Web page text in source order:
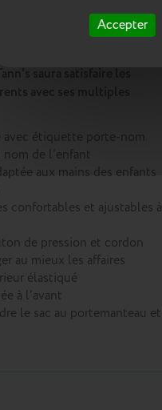
Accepter
saura satisfaire les
avec ses multiples
étiquette porte-nom
de l’enfant
aux mains des enfants
confortables et ajustables à
de pression et cordon
au mieux les affaires
élastiqué
à l’avant
le sac au portemanteau et